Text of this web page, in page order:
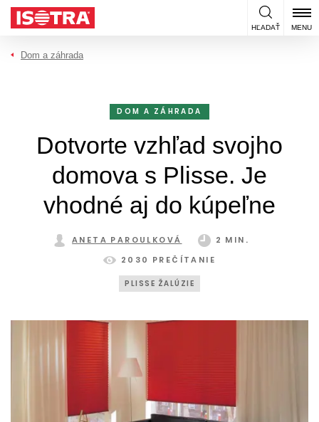
Preskočiť na obsah
HĽADAŤ MENU
Dom a záhrada
DOM A ZÁHRADA
Dotvorte vzhľad svojho
domova s Plisse. Je
vhodné aj do kúpeľne
ANETA PAROULKOVÁ
2 MIN.
2030 PREČÍTANIE
PLISSE ŽALÚZIE